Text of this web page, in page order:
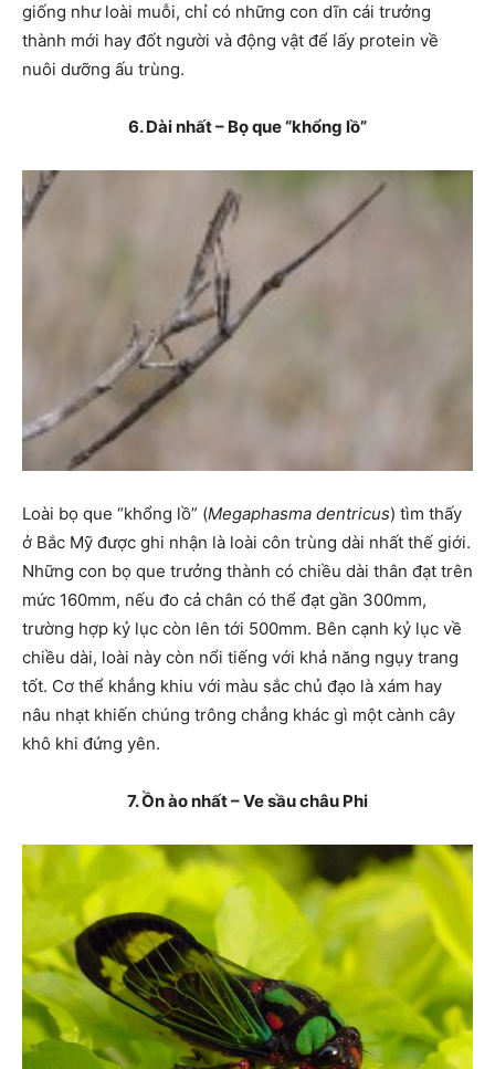
giống như loài muỗi, chỉ có những con dĩn cái trưởng
thành mới hay đốt người và động vật để lấy protein về
nuôi dưỡng ấu trùng.
6. Dài nhất – Bọ que “khổng lồ”
Loài bọ que “khổng lồ” (Megaphasma dentricus) tìm thấy
ở Bắc Mỹ được ghi nhận là loài côn trùng dài nhất thế giới.
Những con bọ que trưởng thành có chiều dài thân đạt trên
mức 160mm, nếu đo cả chân có thể đạt gần 300mm,
trường hợp kỷ lục còn lên tới 500mm. Bên cạnh kỷ lục về
chiều dài, loài này còn nổi tiếng với khả năng ngụy trang
tốt. Cơ thể khẳng khiu với màu sắc chủ đạo là xám hay
nâu nhạt khiến chúng trông chẳng khác gì một cành cây
khô khi đứng yên.
7. Ồn ào nhất – Ve sầu châu Phi